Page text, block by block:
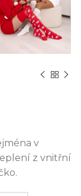
v
z vnitřní